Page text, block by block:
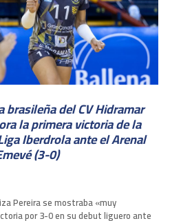
brasileña del CV Hidramar
la primera victoria de la
Iberdrola ante el Arenal
(3-0)
Pereira se mostraba «muy
por 3-0 en su debut liguero ante